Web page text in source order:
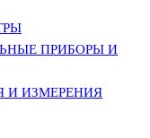
ПРИБОРЫ И
И ИЗМЕРЕНИЯ